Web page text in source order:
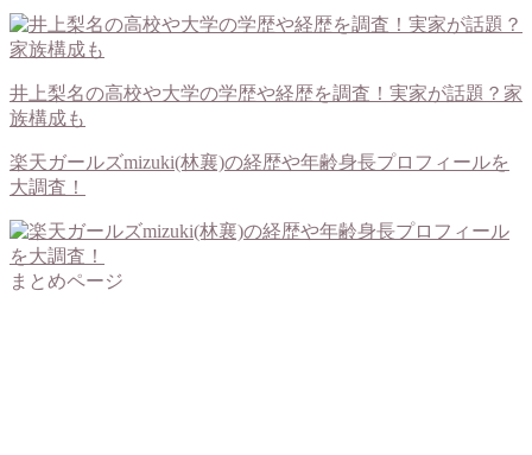
井上梨名の高校や大学の学歴や経歴を調査！実家が話題？家
族構成も
楽天ガールズmizuki(林襄)の経歴や年齢身長プロフィールを
大調査！
まとめページ